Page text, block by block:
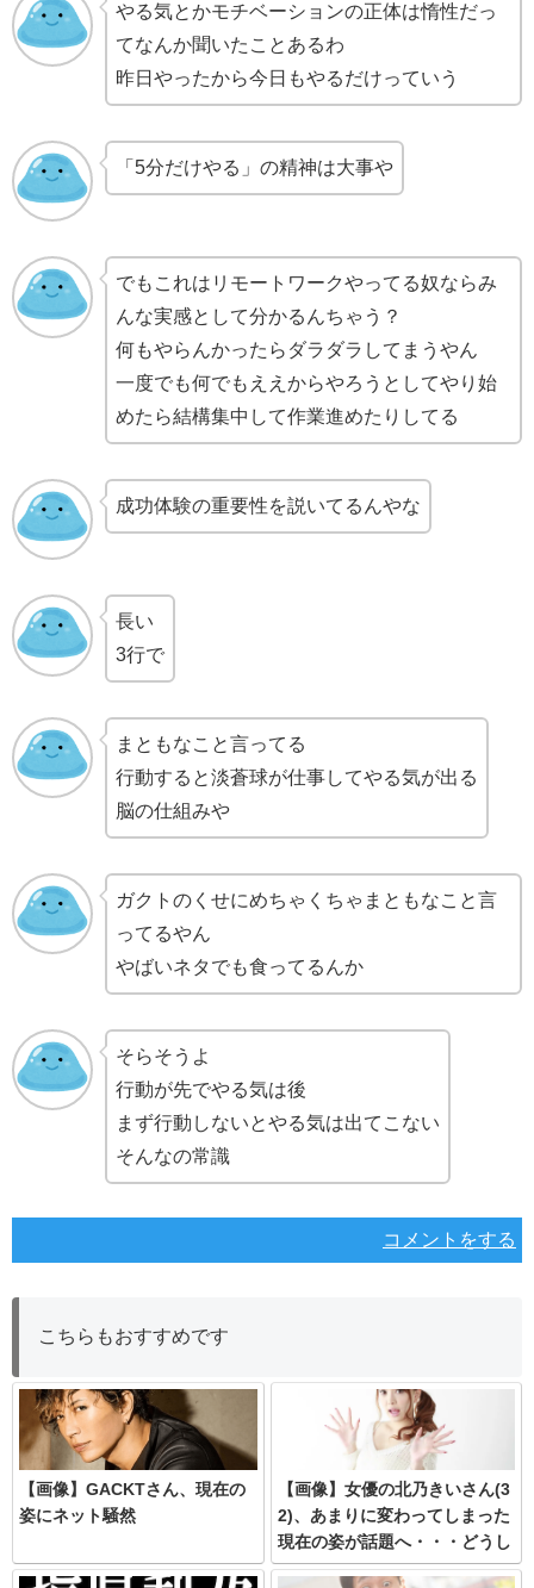
やる気とかモチベーションの正体は惰性だっ
てなんか聞いたことあるわ
昨日やったから今日もやるだけっていう
「5分だけやる」の精神は大事や
でもこれはリモートワークやってる奴ならみ
んな実感として分かるんちゃう？
何もやらんかったらダラダラしてまうやん
一度でも何でもええからやろうとしてやり始
めたら結構集中して作業進めたりしてる
成功体験の重要性を説いてるんやな
長い
3行で
まともなこと言ってる
行動すると淡蒼球が仕事してやる気が出る
脳の仕組みや
ガクトのくせにめちゃくちゃまともなこと言
ってるやん
やばいネタでも食ってるんか
そらそうよ
行動が先でやる気は後
まず行動しないとやる気は出てこない
そんなの常識
コメントをする
こちらもおすすめです
【画像】GACKTさん、現在の
姿にネット騒然
【画像】女優の北乃きいさん(3
2)、あまりに変わってしまった
現在の姿が話題へ・・・どうし
て